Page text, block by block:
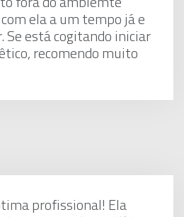
ela a um tempo já e
Se está cogitando iniciar
recomendo muito
profissional! Ela